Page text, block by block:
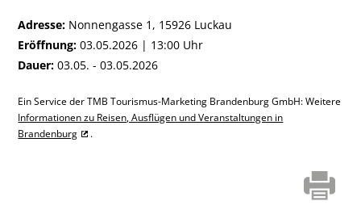
Adresse: Nonnengasse 1, 15926 Luckau
Eröffnung: 03.05.2026 | 13:00 Uhr
Dauer: 03.05. - 03.05.2026
Ein Service der TMB Tourismus-Marketing Brandenburg GmbH: Weitere
Informationen zu Reisen, Ausflügen und Veranstaltungen in
Brandenburg
.